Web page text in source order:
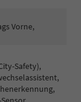
Vorne,
Safety),